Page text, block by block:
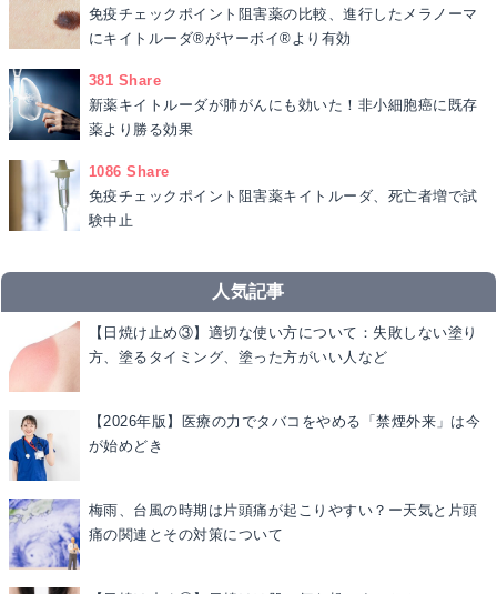
免疫チェックポイント阻害薬の比較、進行したメラノーマ
にキイトルーダ®がヤーボイ®より有効
381 Share
新薬キイトルーダが肺がんにも効いた！非小細胞癌に既存
薬より勝る効果
1086 Share
免疫チェックポイント阻害薬キイトルーダ、死亡者増で試
験中止
人気記事
【日焼け止め③】適切な使い方について：失敗しない塗り
方、塗るタイミング、塗った方がいい人など
【2026年版】医療の力でタバコをやめる「禁煙外来」は今
が始めどき
梅雨、台風の時期は片頭痛が起こりやすい？ー天気と片頭
痛の関連とその対策について